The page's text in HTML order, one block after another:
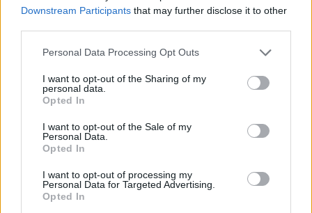
Downstream Participants that may further disclose it to other
Please note that this website/app uses one or more Google
not limited to your visit or usage behaviour. You may click to
grant or deny consent to Google and its third-party tags to
use your data for below specified purposes in below Google
consent section.
Personal Data Processing Opt Outs
I want to opt-out of the Sharing of my
personal data.
Opted In
I want to opt-out of the Sale of my
Personal Data.
Opted In
I want to opt-out of processing my
Personal Data for Targeted Advertising.
Opted In
is
modal
the server or network failed or because the format
is not supported.
„Igen, tudok róla, hogy sokak szerint én voltam,